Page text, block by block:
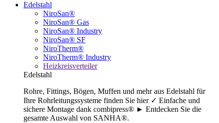
Edelstahl
NiroSan®
NiroSan® Gas
NiroSan® Industry
NiroSan® SF
NiroTherm®
NiroTherm® Industry
Heizkreisverteiler
Edelstahl
Rohre, Fittings, Bögen, Muffen und mehr aus Edelstahl für
Ihre Rohrleitungssysteme finden Sie hier ✓ Einfache und
sichere Montage dank combipress® ► Entdecken Sie die
gesamte Auswahl von SANHA®.